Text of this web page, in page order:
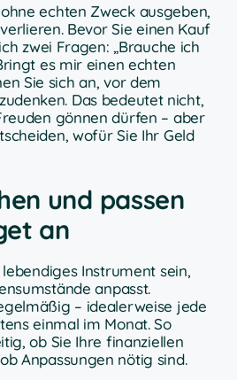
echten Zweck ausgeben,
Bevor Sie einen Kauf
zwei Fragen: „Brauche ich
es mir einen echten
Sie sich an, vor dem
Das bedeutet nicht,
gönnen dürfen – aber
wofür Sie Ihr Geld
und passen
an
Instrument sein,
anpasst.
– idealerweise jede
einmal im Monat. So
ob Sie Ihre finanziellen
Anpassungen nötig sind.